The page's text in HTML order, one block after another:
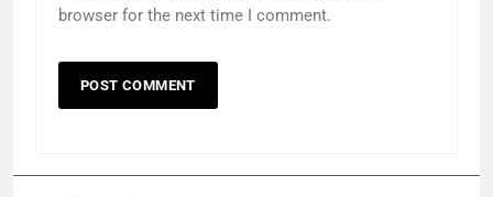
browser for the next time I comment.